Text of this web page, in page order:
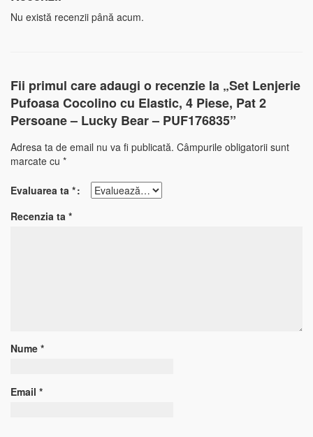
Nu există recenzii până acum.
Fii primul care adaugi o recenzie la „Set Lenjerie
Pufoasa Cocolino cu Elastic, 4 Piese, Pat 2
Persoane – Lucky Bear – PUF176835”
Adresa ta de email nu va fi publicată. Câmpurile obligatorii sunt
marcate cu *
Evaluarea ta *
Recenzia ta *
Nume *
Email *